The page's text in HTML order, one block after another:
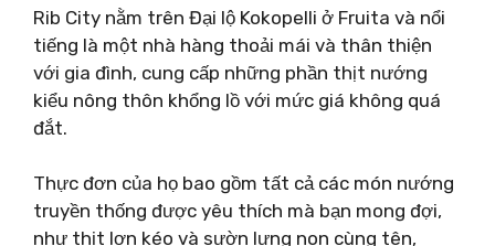
Rib City nằm trên Đại lộ Kokopelli ở Fruita và nổi
tiếng là một nhà hàng thoải mái và thân thiện
với gia đình, cung cấp những phần thịt nướng
kiểu nông thôn khổng lồ với mức giá không quá
đắt.
Thực đơn của họ bao gồm tất cả các món nướng
truyền thống được yêu thích mà bạn mong đợi,
như thịt lợn kéo và sườn lưng non cùng tên,